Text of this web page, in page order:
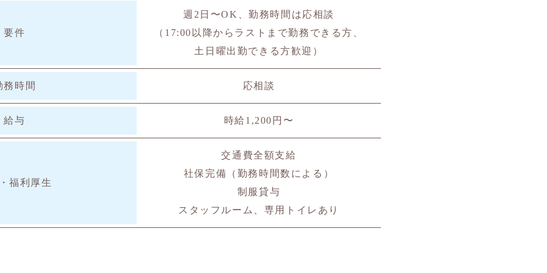
要件
週2日〜OK、勤務時間は応相談
（17:00以降からラストまで勤務できる方、
土日曜出勤できる方歓迎）
務時間 応相談
給与 時給1,200円〜
福利厚生
交通費全額支給
社保完備（ 勤務時間数による）
制服貸与
スタッフルーム、専用トイレあり